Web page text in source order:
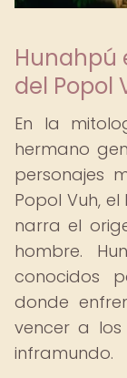
Hunahpú
del Popol
En la
hermano
personajes
Popol Vuh,
narra el
hombre.
conocidos
donde
vencer a
inframundo.